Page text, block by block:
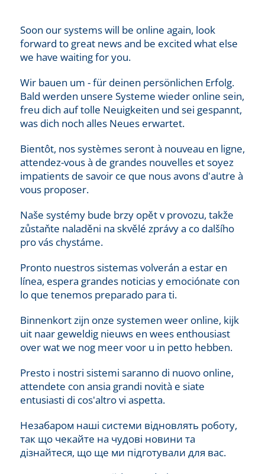
Soon our systems will be online again, look
forward to great news and be excited what else
we have waiting for you.
Wir bauen um - für deinen persönlichen Erfolg.
Bald werden unsere Systeme wieder online sein,
freu dich auf tolle Neuigkeiten und sei gespannt,
was dich noch alles Neues erwartet.
Bientôt, nos systèmes seront à nouveau en ligne,
attendez-vous à de grandes nouvelles et soyez
impatients de savoir ce que nous avons d'autre à
vous proposer.
Naše systémy bude brzy opět v provozu, takže
zůstaňte naladěni na skvělé zprávy a co dalšího
pro vás chystáme.
Pronto nuestros sistemas volverán a estar en
línea, espera grandes noticias y emociónate con
lo que tenemos preparado para ti.
Binnenkort zijn onze systemen weer online, kijk
uit naar geweldig nieuws en wees enthousiast
over wat we nog meer voor u in petto hebben.
Presto i nostri sistemi saranno di nuovo online,
attendete con ansia grandi novità e siate
entusiasti di cos'altro vi aspetta.
Незабаром наші системи відновлять роботу,
так що чекайте на чудові новини та
дізнайтеся, що ще ми підготували для вас.